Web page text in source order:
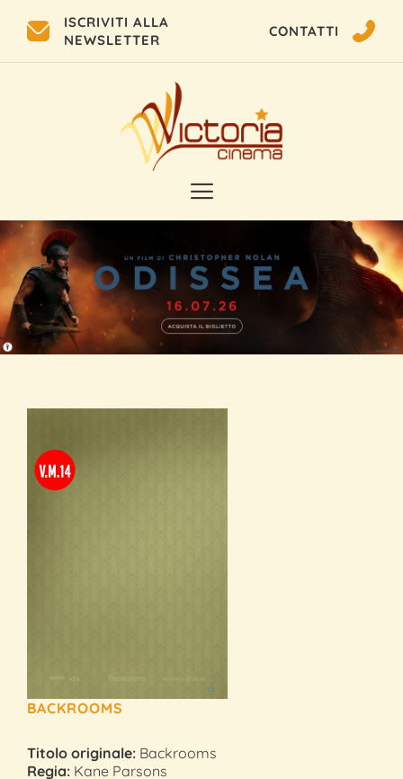
ISCRIVITI ALLA
NEWSLETTER
CONTATTI
BACKROOMS
Titolo originale: Backrooms
Regia: Kane Parsons